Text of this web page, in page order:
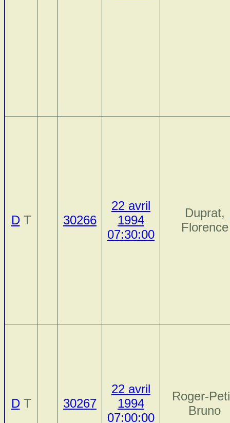
DT 30266
22 avril
1994
07:30:00
Duprat,
Florence
DT 30267
22 avril
1994
07:00:00
Roger-
Bruno